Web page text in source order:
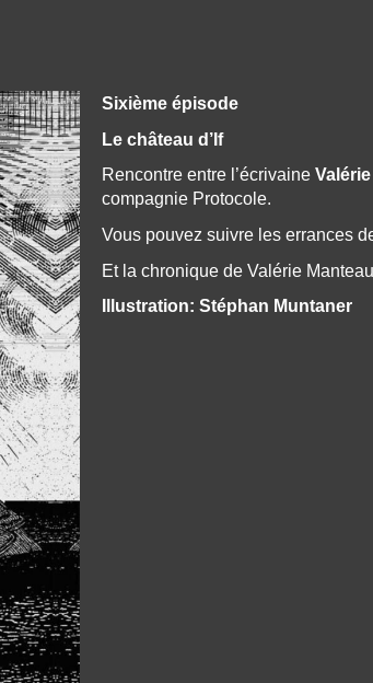
Sixième épisode
Le château d’If
Rencontre entre l’écrivaine
compagnie Protocole.
Vous pouvez suivre les errances
Et la chronique de Valérie
Illustration: Stéphan Muntaner